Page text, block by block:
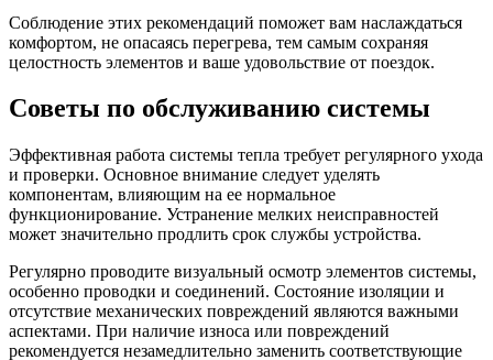
Соблюдение этих рекомендаций поможет вам наслаждаться
комфортом, не опасаясь перегрева, тем самым сохраняя
целостность элементов и ваше удовольствие от поездок.
Советы по обслуживанию системы
Эффективная работа системы тепла требует регулярного ухода
и проверки. Основное внимание следует уделять
компонентам, влияющим на ее нормальное
функционирование. Устранение мелких неисправностей
может значительно продлить срок службы устройства.
Регулярно проводите визуальный осмотр элементов системы,
особенно проводки и соединений. Состояние изоляции и
отсутствие механических повреждений являются важными
аспектами. При наличие износа или повреждений
рекомендуется незамедлительно заменить соответствующие